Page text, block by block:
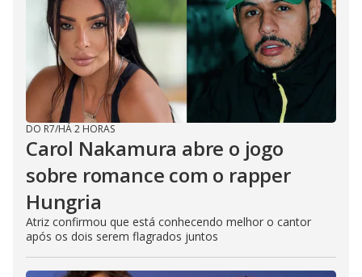
DO R7/HÁ 2 HORAS
Carol Nakamura abre o jogo
sobre romance com o rapper
Hungria
Atriz confirmou que está conhecendo melhor o cantor
após os dois serem flagrados juntos